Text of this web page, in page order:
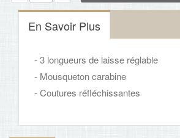
En Savoir Plus
- 3 longueurs de laisse réglable
- Mousqueton carabine
- Coutures réfléchissantes